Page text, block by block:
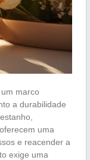
marco
a durabilidade
uma
e reacender a
exige uma